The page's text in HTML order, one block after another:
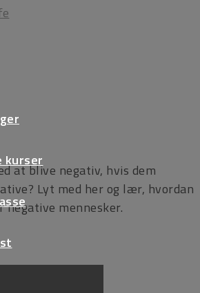
kurser
smitter af på
at blive negativ, hvis dem
Lyt med her og lær, hvordan
negative mennesker.